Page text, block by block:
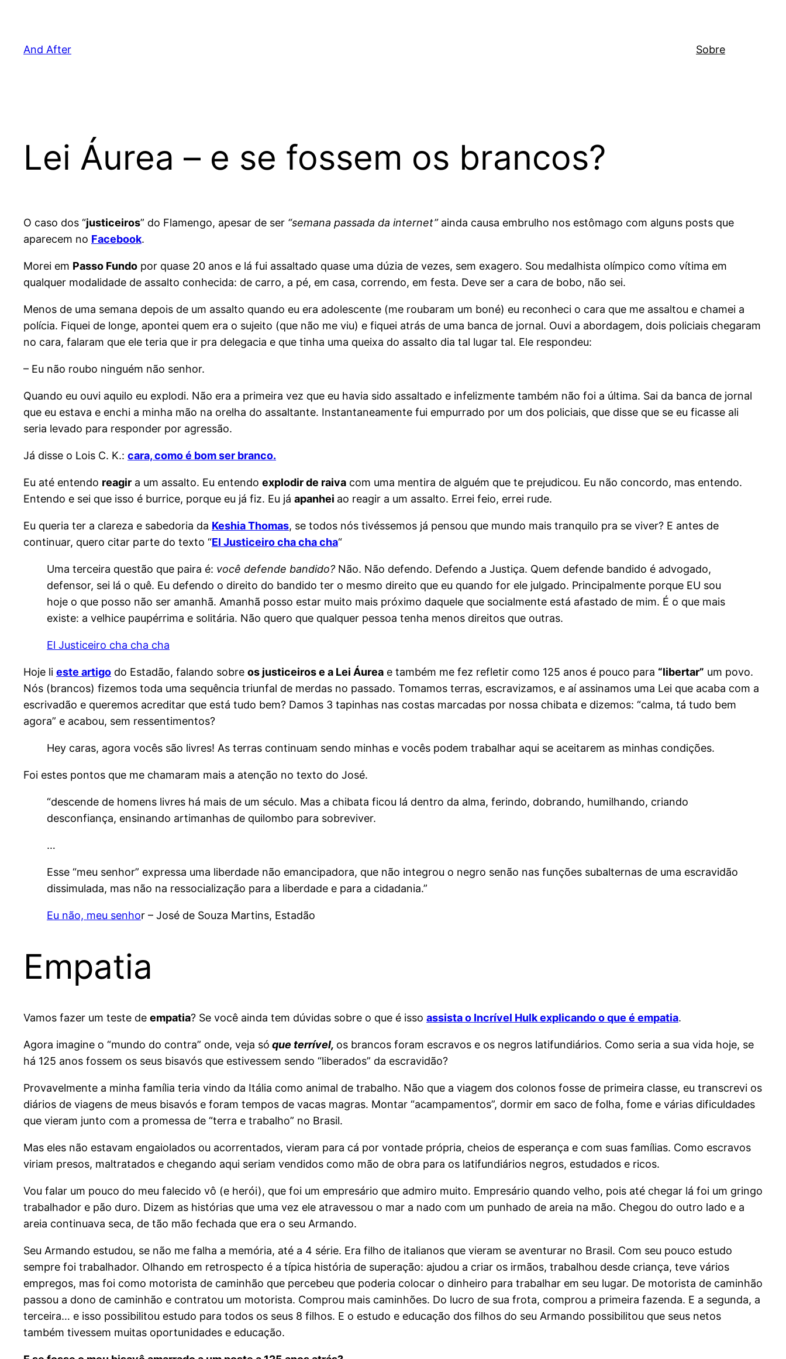
And After Sobre
Lei Áurea – e se fossem os brancos?
O caso dos “justiceiros” do Flamengo, apesar de ser “semana passada da internet”ainda causa embrulho nos estômago com alguns posts que
aparecem no Facebook.
Morei em Passo Fundo por quase 20 anos e lá fui assaltado quase uma dúzia de vezes, sem exagero. Sou medalhista olímpico como vítima em
qualquer modalidade de assalto conhecida: de carro, a pé, em casa, correndo, em festa. Deve ser a cara de bobo, não sei.
Menos de uma semana depois de um assalto quando eu era adolescente (me roubaram um boné) eu reconheci o cara que me assaltou e chamei a
polícia. Fiquei de longe, apontei quem era o sujeito (que não me viu) e fiquei atrás de uma banca de jornal. Ouvi a abordagem, dois policiais chegaram
no cara, falaram que ele teria que ir pra delegacia e que tinha uma queixa do assalto dia tal lugar tal. Ele respondeu:
– Eu não roubo ninguém não senhor.
Quando eu ouvi aquilo eu explodi. Não era a primeira vez que eu havia sido assaltado e infelizmente também não foi a última. Sai da banca de jornal
que eu estava e enchi a minha mão na orelha do assaltante. Instantaneamente fui empurrado por um dos policiais, que disse que se eu ficasse ali
seria levado para responder por agressão.
Já disse o Lois C. K.: cara, como é bom ser branco.
Eu até entendo reagir a um assalto. Eu entendo explodir de raiva com uma mentira de alguém que te prejudicou. Eu não concordo, mas entendo.
Entendo e sei que isso é burrice, porque eu já fiz. Eu já apanhei ao reagir a um assalto. Errei feio, errei rude.
Eu queria ter a clareza e sabedoria da Keshia Thomas, se todos nós tivéssemos já pensou que mundo mais tranquilo pra se viver? E antes de
continuar, quero citar parte do texto “El Justiceiro cha cha cha“
Uma terceira questão que paira é: você defende bandido? Não. Não defendo. Defendo a Justiça. Quem defende bandido é advogado,
defensor, sei lá o quê. Eu defendo o direito do bandido ter o mesmo direito que eu quando for ele julgado. Principalmente porque EU sou
hoje o que posso não ser amanhã. Amanhã posso estar muito mais próximo daquele que socialmente está afastado de mim. É o que mais
existe: a velhice paupérrima e solitária. Não quero que qualquer pessoa tenha menos direitos que outras.
El Justiceiro cha cha cha
Hoje li este artigo do Estadão, falando sobre os justiceiros e a Lei Áurea e também me fez refletir como 125 anos é pouco para “libertar” um povo.
Nós (brancos) fizemos toda uma sequência triunfal de merdas no passado. Tomamos terras, escravizamos, e aí assinamos uma Lei que acaba com a
escrivadão e queremos acreditar que está tudo bem? Damos 3 tapinhas nas costas marcadas por nossa chibata e dizemos: “calma, tá tudo bem
agora” e acabou, sem ressentimentos?
Hey caras, agora vocês são livres! As terras continuam sendo minhas e vocês podem trabalhar aqui se aceitarem as minhas condições.
Foi estes pontos que me chamaram mais a atenção no texto do José.
“descende de homens livres há mais de um século. Mas a chibata ficou lá dentro da alma, ferindo, dobrando, humilhando, criando
desconfiança, ensinando artimanhas de quilombo para sobreviver.
…
Esse “meu senhor” expressa uma liberdade não emancipadora, que não integrou o negro senão nas funções subalternas de uma escravidão
dissimulada, mas não na ressocialização para a liberdade e para a cidadania.”
Eu não, meu senhor – José de Souza Martins, Estadão
Empatia
Vamos fazer um teste de empatia? Se você ainda tem dúvidas sobre o que é isso assista o Incrível Hulk explicando o que é empatia.
Agora imagine o “mundo do contra” onde, veja só que terrível, os brancos foram escravos e os negros latifundiários. Como seria a sua vida hoje, se
há 125 anos fossem os seus bisavós que estivessem sendo “liberados” da escravidão?
Provavelmente a minha família teria vindo da Itália como animal de trabalho. Não que a viagem dos colonos fosse de primeira classe, eu transcrevi os
diários de viagens de meus bisavós e foram tempos de vacas magras. Montar “acampamentos”, dormir em saco de folha, fome e várias dificuldades
que vieram junto com a promessa de “terra e trabalho” no Brasil.
Mas eles não estavam engaiolados ou acorrentados, vieram para cá por vontade própria, cheios de esperança e com suas famílias. Como escravos
viriam presos, maltratados e chegando aqui seriam vendidos como mão de obra para os latifundiários negros, estudados e ricos.
Vou falar um pouco do meu falecido vô (e herói), que foi um empresário que admiro muito. Empresário quando velho, pois até chegar lá foi um gringo
trabalhador e pão duro. Dizem as histórias que uma vez ele atravessou o mar a nado com um punhado de areia na mão. Chegou do outro lado e a
areia continuava seca, de tão mão fechada que era o seu Armando.
Seu Armando estudou, se não me falha a memória, até a 4 série. Era filho de italianos que vieram se aventurar no Brasil. Com seu pouco estudo
sempre foi trabalhador. Olhando em retrospecto é a típica história de superação: ajudou a criar os irmãos, trabalhou desde criança, teve vários
empregos, mas foi como motorista de caminhão que percebeu que poderia colocar o dinheiro para trabalhar em seu lugar. De motorista de caminhão
passou a dono de caminhão e contratou um motorista. Comprou mais caminhões. Do lucro de sua frota, comprou a primeira fazenda. E a segunda, a
terceira… e isso possibilitou estudo para todos os seus 8 filhos. E o estudo e educação dos filhos do seu Armando possibilitou que seus netos
também tivessem muitas oportunidades e educação.